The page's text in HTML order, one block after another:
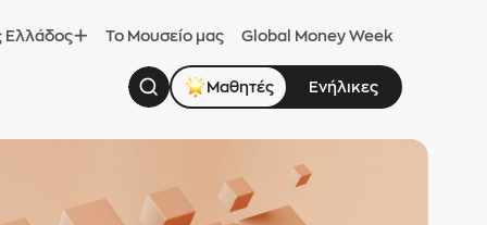
Ελλάδος Το Μουσείο μας Global Money Week
Αναζήτηση
Μαθητές Ενήλικες